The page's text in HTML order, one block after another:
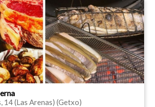
14 (Las Arenas) (Getxo)